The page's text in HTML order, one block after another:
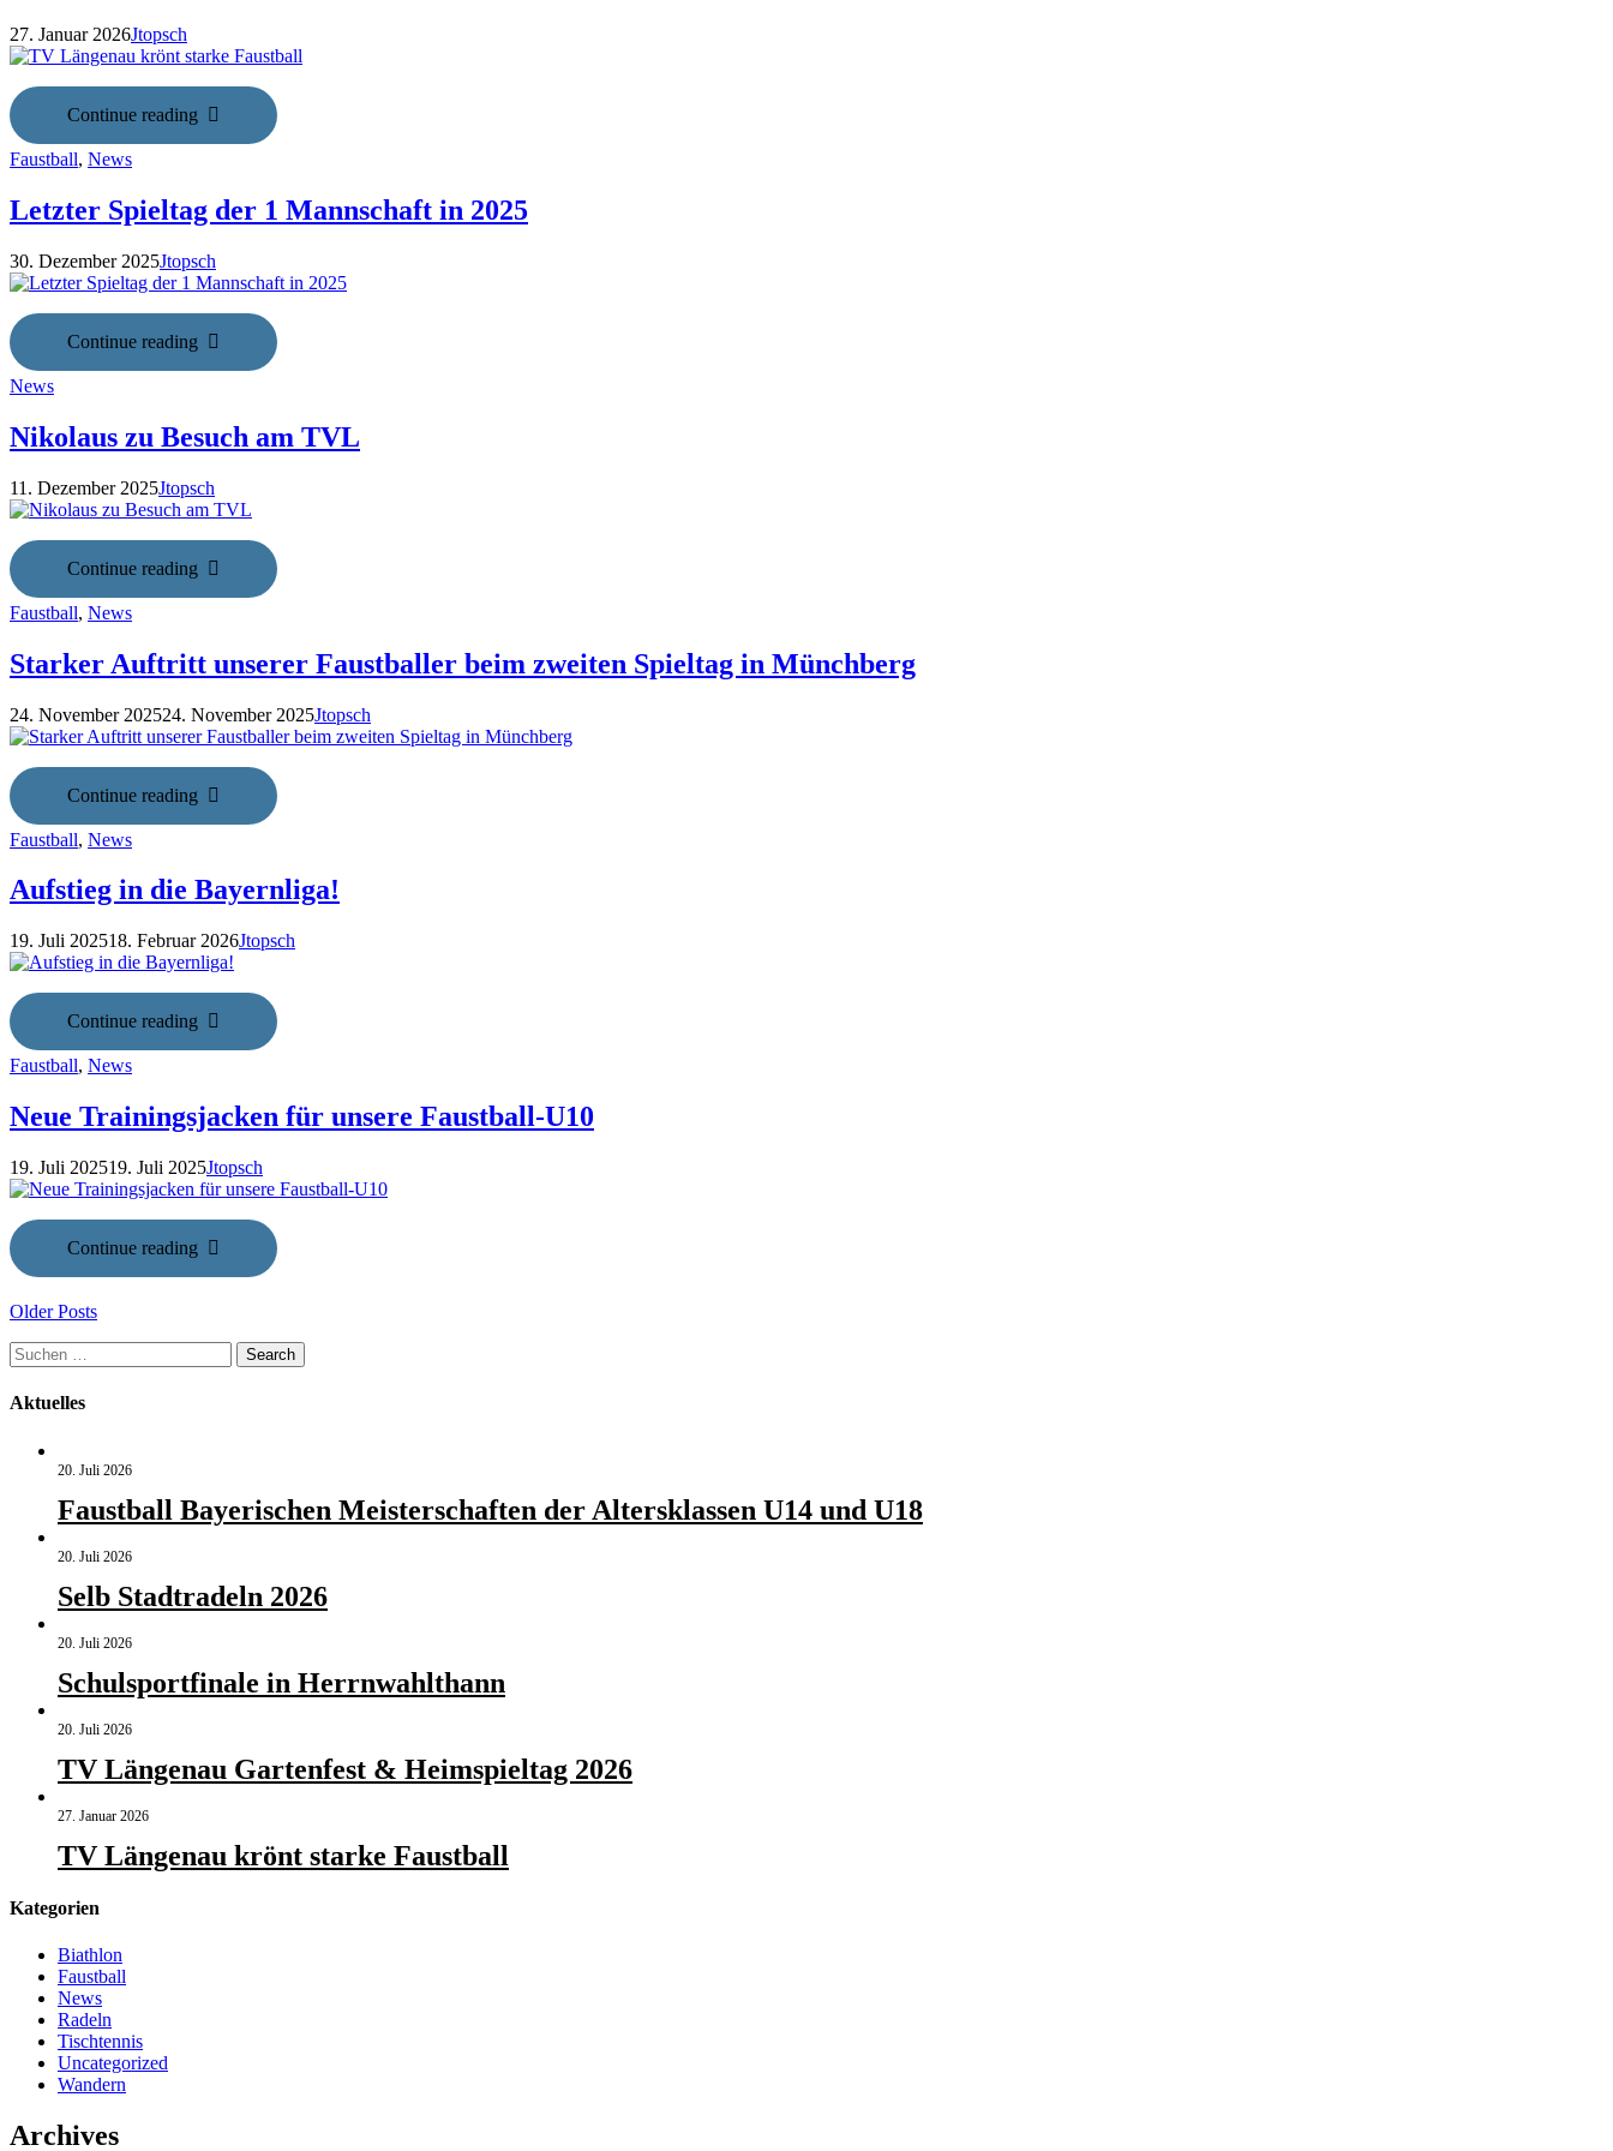
27. Januar 2026Jtopsch
Continue reading
Faustball, News
Letzter Spieltag der 1 Mannschaft in 2025
30. Dezember 2025Jtopsch
Continue reading
News
Nikolaus zu Besuch am TVL
11. Dezember 2025Jtopsch
Continue reading
Faustball, News
Starker Auftritt unserer Faustballer beim zweiten Spieltag in Münchberg
24. November 202524. November 2025Jtopsch
Continue reading
Faustball, News
Aufstieg in die Bayernliga!
19. Juli 202518. Februar 2026Jtopsch
Continue reading
Faustball, News
Neue Trainingsjacken für unsere Faustball-U10
19. Juli 202519. Juli 2025Jtopsch
Continue reading
Older Posts
Suchen
nach:
Search
Aktuelles
20. Juli 2026
Faustball Bayerischen Meisterschaften der Altersklassen U14 und U18
20. Juli 2026
Selb Stadtradeln 2026
20. Juli 2026
Schulsportfinale in Herrnwahlthann
20. Juli 2026
TV Längenau Gartenfest & Heimspieltag 2026
27. Januar 2026
TV Längenau krönt starke Faustball
Kategorien
Biathlon
Faustball
News
Radeln
Tischtennis
Uncategorized
Wandern
Archives